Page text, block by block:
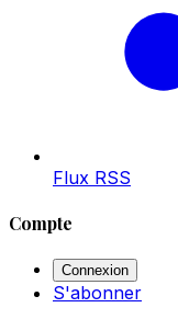
Flux RSS
Compte
Connexion
S'abonner